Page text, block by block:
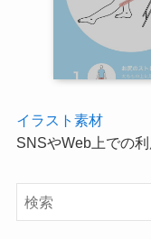
イラスト素材
SNSやWeb上での利